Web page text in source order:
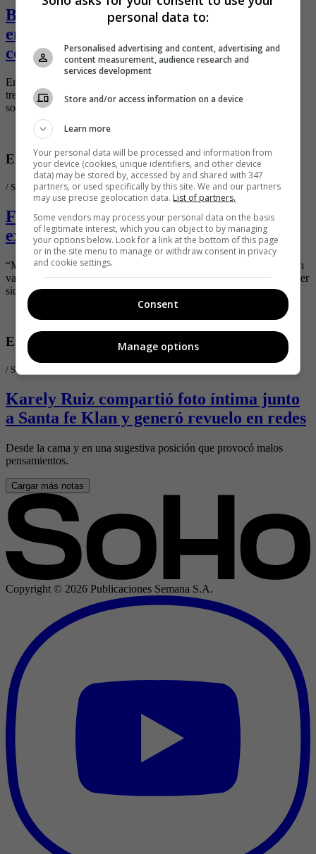
Besos entre dos mujeres del ‘Desafío’
encendió las redes, hubo toda clase de
comentario
En medio de un reto de ‘verdad o reto’, terminaron dándose
tremendo beso ante las cámaras, dejando a más de un colombiano
sorprendido.
Entretenimiento
/ SoHo.co
Famosa colombiana revela que
extraterrestres la secuestraron
“Me llevaron a una nave”, aseguró la actriz recordada por brillar en
varias producciones de la pantalla chica y quien ahora asegura haber
sido abducida por los extraterrestres.
Entretenimiento
/ SoHo.co
Karely Ruiz compartió foto íntima junto
a Santa fe Klan y generó revuelo en redes
Desde la cama y en una sugestiva posición que provocó malos
pensamientos.
Cargar más notas
Copyright © 2026 Publicaciones Semana S.A.
personal data to:
Personalised advertising and content, advertising and
content measurement, audience research and
services development
Store and/or access information on a device
Learn more
Your personal data will be processed and information from
your device (cookies, unique identifiers, and other device
data) may be stored by, accessed by and shared with 347
partners, or used specifically by this site. We and our partners
may use precise geolocation data. List of partners.
Some vendors may process your personal data on the basis
of legitimate interest, which you can object to by managing
your options below. Look for a link at the bottom of this page
or in the site menu to manage or withdraw consent in privacy
and cookie settings.
Consent
Manage options